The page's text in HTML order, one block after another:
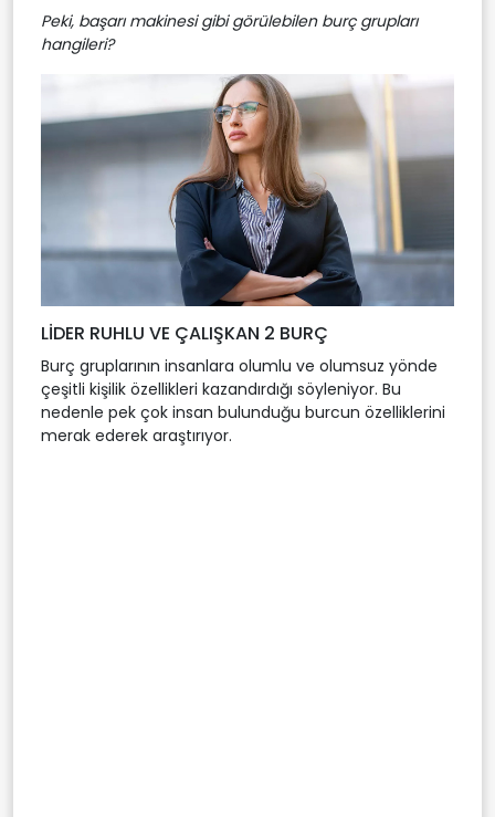
Peki, başarı makinesi gibi görülebilen burç grupları
hangileri?
LİDER RUHLU VE ÇALIŞKAN 2 BURÇ
Burç gruplarının insanlara olumlu ve olumsuz yönde
çeşitli kişilik özellikleri kazandırdığı söyleniyor. Bu
nedenle pek çok insan bulunduğu burcun özelliklerini
merak ederek araştırıyor.